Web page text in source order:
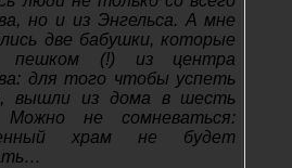
но и из Энгельса. А мне
две бабушки, которые
пешком (!) из центра
для того чтобы успеть
вышли из дома в шесть
не сомневаться:
храм не будет